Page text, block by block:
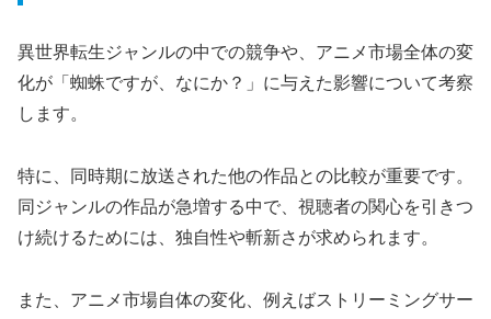
異世界転生ジャンルの中での競争や、アニメ市場全体の変
化が「蜘蛛ですが、なにか？」に与えた影響について考察
します。
特に、同時期に放送された他の作品との比較が重要です。
同ジャンルの作品が急増する中で、視聴者の関心を引きつ
け続けるためには、独自性や斬新さが求められます。
また、アニメ市場自体の変化、例えばストリーミングサー